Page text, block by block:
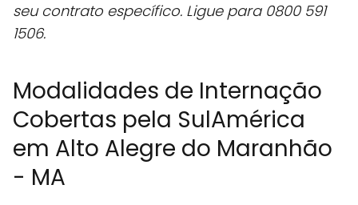
seu contrato específico. Ligue para 0800 591
1506.
Modalidades de Internação
Cobertas pela SulAmérica
em Alto Alegre do Maranhão
- MA